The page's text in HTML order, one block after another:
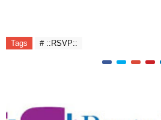
Tags # ::RSVP::